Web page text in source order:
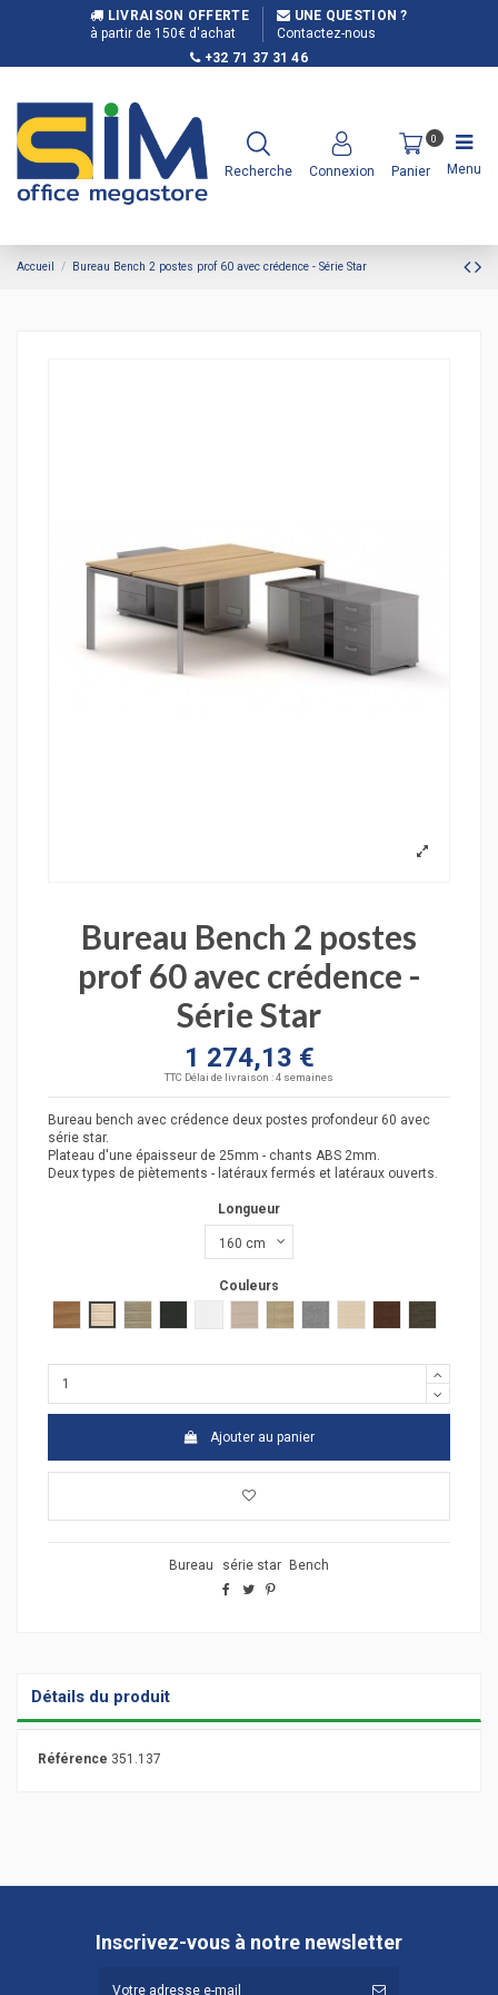
LIVRAISON OFFERTE
à partir de 150€ d'achat
UNE QUESTION ?
Contactez-nous
+32 71 37 31 46
Recherche Connexion
0
Panier Menu
Accueil Bureau Bench 2 postes prof 60 avec crédence - Série Star
Bureau Bench 2 postes
prof 60 avec crédence -
Série Star
1 274,13 €
TTC Délai de livraison : 4 semaines
Bureau bench avec crédence deux postes profondeur 60 avec
série star.
Plateau d'une épaisseur de 25mm - chants ABS 2mm.
Deux types de piètements - latéraux fermés et latéraux ouverts.
Longueur
Couleurs
poirieracacia clairacacia fonçé
Ajouter au panier
Bureau série star Bench
Détails du produit
Référence 351.137
Inscrivez-vous à notre newsletter